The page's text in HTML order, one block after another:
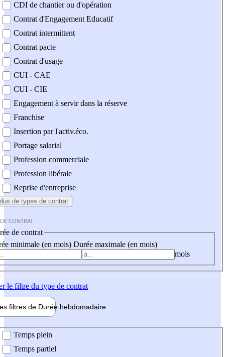
CDI de chantier ou d'opération
Contrat d'Engagement Educatif
Contrat intermittent
Contrat pacte
Contrat d'usage
CUI - CAE
CUI - CIE
Engagement à servir dans la réserve
Franchise
Insertion par l'activ.éco.
Portage salarial
Profession commerciale
Profession libérale
Reprise d'entreprise
de types de contrat
CONTRAT
de contrat
minimale (en mois) Durée maximale (en mois)
mois
le filtre du type de contrat
filtres de Durée hebdomadaire
Temps plein
Temps partiel